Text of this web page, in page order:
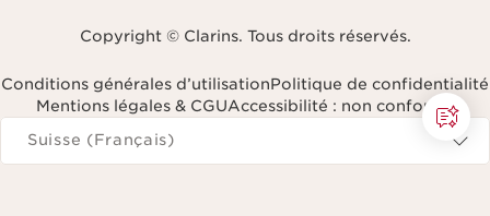
Copyright © Clarins. Tous droits réservés.
Conditions générales d’utilisationPolitique de confidentialité
Mentions légales & CGUAccessibilité : non conforme
Naviguer vers
Suisse (Français)